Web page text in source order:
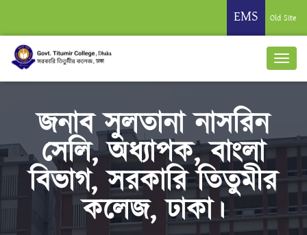
EMS Old Site
জনাব সুলতানা নাসরিন
সেলি, অধ্যাপক, বাংলা
বিভাগ, সরকারি তিতুমীর
কলেজ, ঢাকা।